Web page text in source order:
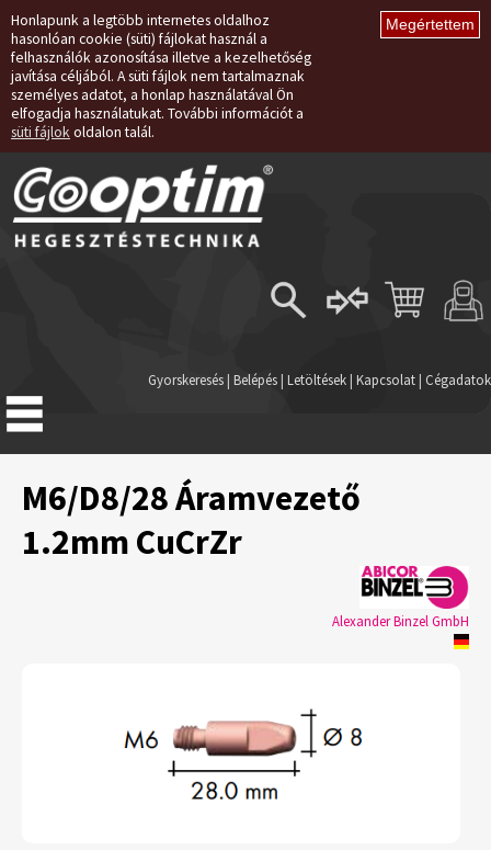
Honlapunk a legtöbb internetes oldalhoz
hasonlóan cookie (süti) fájlokat használ a
felhasználók azonosítása illetve a kezelhetőség
javítása céljából. A süti fájlok nem tartalmaznak
személyes adatot, a honlap használatával Ön
elfogadja használatukat. További információt a
süti fájlok oldalon talál.
Regisztráció
Gyorskeresés| Belépés | Letöltések | Kapcsolat | Cégadatok
M6/D8/28 Áramvezető
1.2mm CuCrZr
Alexander Binzel GmbH